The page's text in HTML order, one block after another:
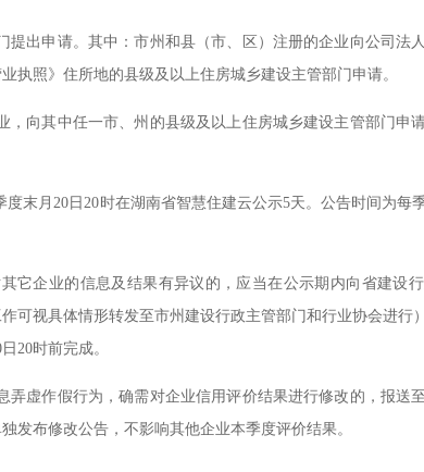
出申请。其中：市州和县（市、区）注册的企业向公司法
执照》住所地的县级及以上住房城乡建设主管部门申请。
向其中任一市、州的县级及以上住房城乡建设主管部门申
度末月20日20时在湖南省智慧住建云公示5天。公告时间为每
它企业的信息及结果有异议的，应当在公示期内向省建设
可视具体情形转发至市州建设行政主管部门和行业协会进行
20时前完成。
虚作假行为，确需对企业信用评价结果进行修改的，报送
发布修改公告，不影响其他企业本季度评价结果。